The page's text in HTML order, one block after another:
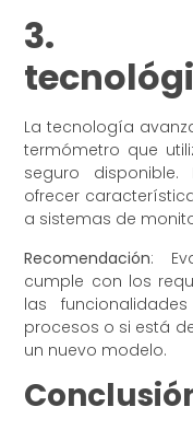
3.
La tecnología
termómetro que
seguro
ofrecer
a sistemas de
Recomendación:
cumple con los
las
procesos o si está
un nuevo modelo.